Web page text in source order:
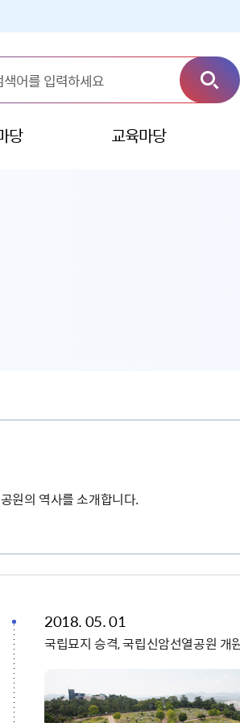
당 교육마당
원의 역사를 소개합니다.
2018. 05. 01
국립묘지 승격, 국립신암선열공원 개